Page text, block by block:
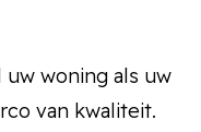
woning als uw
van kwaliteit.